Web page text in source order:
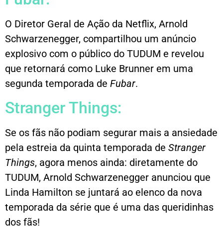
O Diretor Geral de Ação da Netflix, Arnold
Schwarzenegger, compartilhou um anúncio
explosivo com o público do TUDUM e revelou
que retornará como Luke Brunner em uma
segunda temporada de Fubar.
Stranger Things:
Se os fãs não podiam segurar mais a ansiedade
pela estreia da quinta temporada de Stranger
Things, agora menos ainda: diretamente do
TUDUM, Arnold Schwarzenegger anunciou que
Linda Hamilton se juntará ao elenco da nova
temporada da série que é uma das queridinhas
dos fãs!